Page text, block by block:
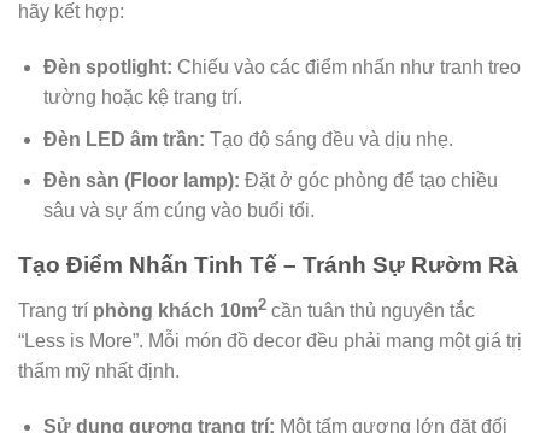
hãy kết hợp:
Đèn spotlight: Chiếu vào các điểm nhấn như tranh treo
tường hoặc kệ trang trí.
Đèn LED âm trần: Tạo độ sáng đều và dịu nhẹ.
Đèn sàn (Floor lamp): Đặt ở góc phòng để tạo chiều
sâu và sự ấm cúng vào buổi tối.
Tạo Điểm Nhấn Tinh Tế – Tránh Sự Rườm Rà
Trang trí phòng khách 10m2 cần tuân thủ nguyên tắc
“Less is More”. Mỗi món đồ decor đều phải mang một giá trị
thẩm mỹ nhất định.
Sử dụng gương trang trí: Một tấm gương lớn đặt đối